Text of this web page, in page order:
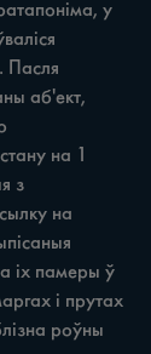
у
Пасля
аб'ект,
на 1
з
на
іх памеры ў
i прутах
роўны